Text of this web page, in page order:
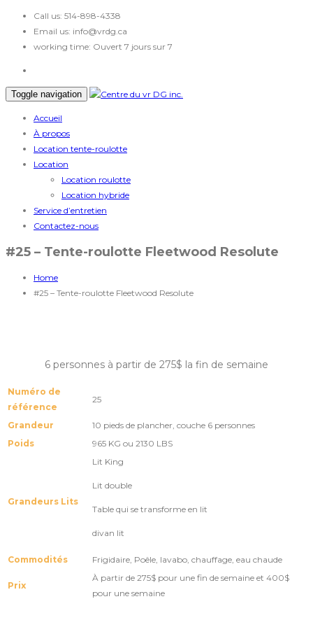
Call us: 514-898-4338
Email us: info@vrdg.ca
working time: Ouvert 7 jours sur 7
Toggle navigation
Accueil
À propos
Location tente-roulotte
Location
Location roulotte
Location hybride
Service d’entretien
Contactez-nous
#25 – Tente-roulotte Fleetwood Resolute
Home
#25 – Tente-roulotte Fleetwood Resolute
6 personnes à partir de 275$ la fin de semaine
Numéro de
référence
25
Grandeur
10 pieds de plancher, couche 6 personnes
Poids
965 KG ou 2130 LBS
Grandeurs Lits
Lit King
Lit double
Table qui se transforme en lit
divan lit
Commodités Frigidaire, Poêle, lavabo, chauffage, eau chaude
Prix
À partir de 275$ pour une fin de semaine et 400$
pour une semaine